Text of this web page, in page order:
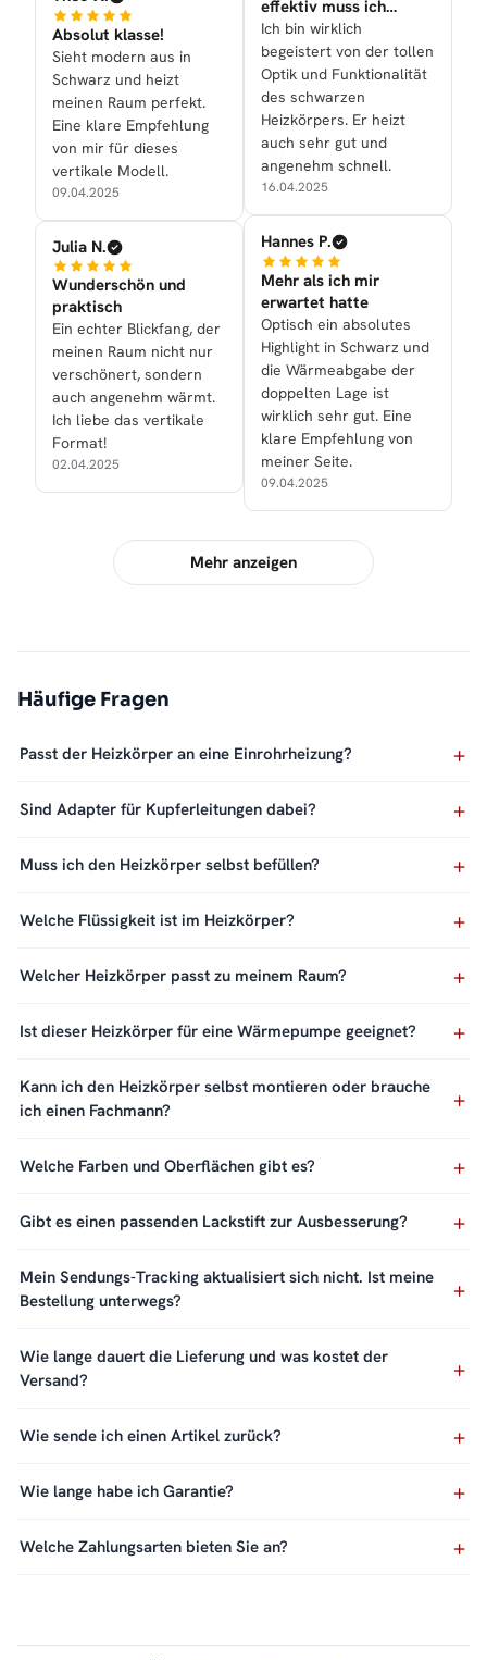
Absolut klasse!
Sieht modern aus in
Schwarz und heizt
meinen Raum perfekt.
Eine klare Empfehlung
von mir für dieses
vertikale Modell.
09.04.2025
Julia N.
Wunderschön und
praktisch
Ein echter Blickfang, der
meinen Raum nicht nur
verschönert, sondern
auch angenehm wärmt.
Ich liebe das vertikale
Format!
02.04.2025
effektiv muss ich
wirklich sagen!
Ich bin wirklich
begeistert von der tollen
Optik und Funktionalität
des schwarzen
Heizkörpers. Er heizt
auch sehr gut und
angenehm schnell.
16.04.2025
Hannes P.
Mehr als ich mir
erwartet hatte
Optisch ein absolutes
Highlight in Schwarz und
die Wärmeabgabe der
doppelten Lage ist
wirklich sehr gut. Eine
klare Empfehlung von
meiner Seite.
09.04.2025
Mehr anzeigen
Häufige Fragen
Passt der Heizkörper an eine Einrohrheizung?
Sind Adapter für Kupferleitungen dabei?
Muss ich den Heizkörper selbst befüllen?
Welche Flüssigkeit ist im Heizkörper?
Welcher Heizkörper passt zu meinem Raum?
Ist dieser Heizkörper für eine Wärmepumpe geeignet?
Kann ich den Heizkörper selbst montieren oder brauche
ich einen Fachmann?
Welche Farben und Oberflächen gibt es?
Gibt es einen passenden Lackstift zur Ausbesserung?
Mein Sendungs-Tracking aktualisiert sich nicht. Ist meine
Bestellung unterwegs?
Wie lange dauert die Lieferung und was kostet der
Versand?
Wie sende ich einen Artikel zurück?
Wie lange habe ich Garantie?
Welche Zahlungsarten bieten Sie an?